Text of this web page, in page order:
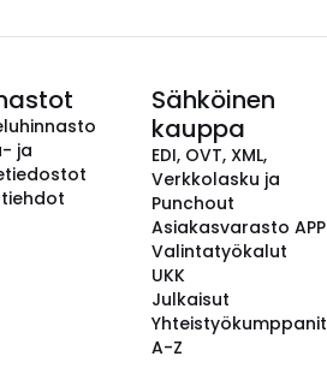
ja
Sähköinen
kauppa
EDI, OVT, XML,
Verkkolasku ja
Punchout
Asiakasvarasto APP
Valintatyökalut
UKK
Julkaisut
Yhteistyökumppanit
A-Z